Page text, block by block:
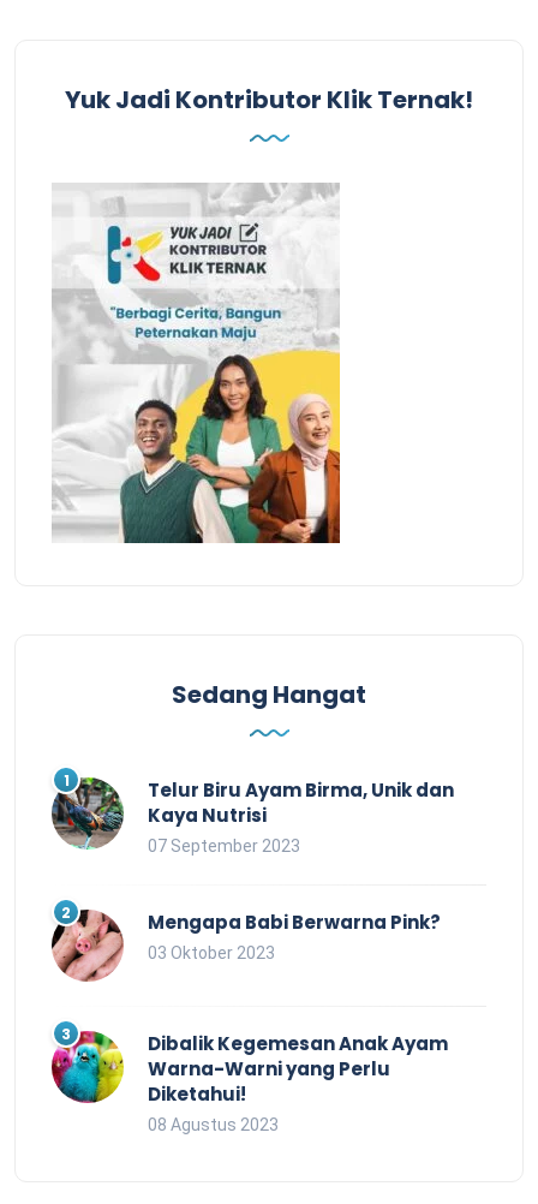
Yuk Jadi Kontributor Klik Ternak!
Sedang Hangat
Telur Biru Ayam Birma, Unik dan
Kaya Nutrisi
07 September 2023
Mengapa Babi Berwarna Pink?
03 Oktober 2023
Dibalik Kegemesan Anak Ayam
Warna-Warni yang Perlu
Diketahui!
08 Agustus 2023